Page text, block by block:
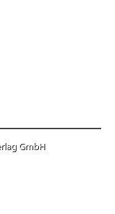
GmbH